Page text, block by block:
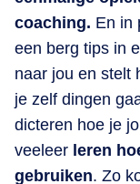
coaching. En in
een berg tips in
naar jou en stelt
je zelf dingen
dicteren hoe je
veeleer leren
gebruiken. Zo